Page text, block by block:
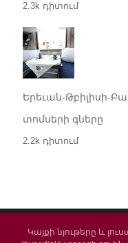
2.3k դիտում
Երեւան-Թբիլիսի-
տոմսերի գները
2.2k դիտում
Կայքի նյութերը և